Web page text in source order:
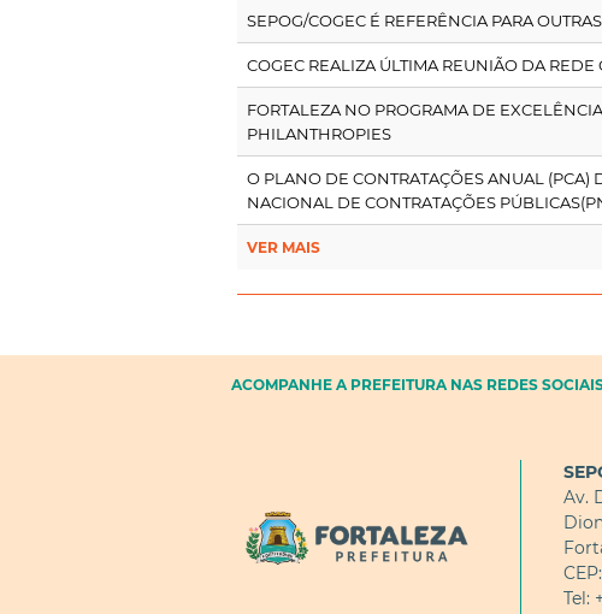
SEPOG/COGEC É REFERÊNCIA PARA
COGEC REALIZA ÚLTIMA REUNIÃO DA
FORTALEZA NO PROGRAMA DE
PHILANTHROPIES
O PLANO DE CONTRATAÇÕES ANUAL
NACIONAL DE CONTRATAÇÕES
VER MAIS
ACOMPANHE A PREFEITURA NAS REDES
Av.
Tel: